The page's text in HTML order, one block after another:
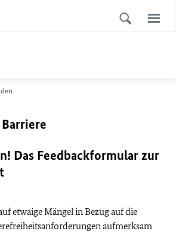
Das Feedbackformular zur
etwaige Mängel in Bezug auf die
aufmerksam